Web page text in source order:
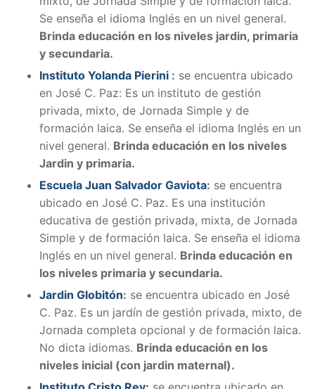
Se enseña el idioma Inglés en un nivel general.
Brinda educación en los niveles jardin, primaria
y secundaria.
Instituto Yolanda Pierini : se encuentra ubicado
en José C. Paz: Es un instituto de gestión
privada, mixto, de Jornada Simple y de
formación laica. Se enseña el idioma Inglés en un
nivel general. Brinda educación en los niveles
Jardin y primaria.
Escuela Juan Salvador Gaviota: se encuentra
ubicado en José C. Paz. Es una institución
educativa de gestión privada, mixta, de Jornada
Simple y de formación laica. Se enseña el idioma
Inglés en un nivel general. Brinda educación en
los niveles primaria y secundaria.
Jardin Globitón: se encuentra ubicado en José
C. Paz. Es un jardín de gestión privada, mixto, de
Jornada completa opcional y de formación laica.
No dicta idiomas. Brinda educación en los
niveles inicial (con jardin maternal).